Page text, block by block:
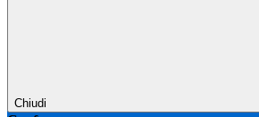
Chiudi